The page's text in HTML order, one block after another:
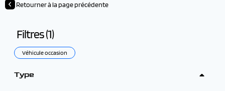
Retourner à la page précédente
Filtres (1)
Véhicule occasion
Type